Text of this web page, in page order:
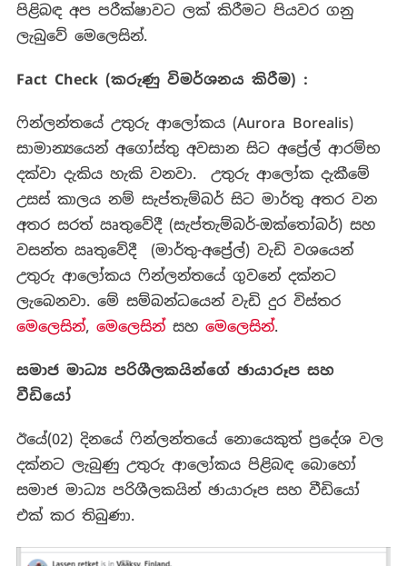
පිළිබඳ අප පරීක්ෂාවට ලක් කිරීමට පියවර ගනු
ලැබුවේ මෙලෙසින්.
Fact Check (කරුණු විමර්ශනය කිරීම) :
ෆින්ලන්තයේ උතුරු ආලෝකය (Aurora Borealis)
සාමාන්‍යයෙන් අගෝස්තු අවසාන සිට අප්‍රේල් ආරම්භ
දක්වා දැකිය හැකි වනවා. උතුරු ආලෝක දැකීමේ
උසස් කාලය නම් සැප්තැම්බර් සිට මාර්තු අතර වන
අතර සරත් ඍතුවේදී (සැප්තැම්බර්-ඔක්තෝබර්) සහ
වසන්ත ඍතුවේදී (මාර්තු-අප්‍රේල්) වැඩි වශයෙන්
උතුරු ආලෝකය ෆින්ලන්තයේ ගුවනේ දක්නට
ලැබෙනවා. මේ සම්බන්ධයෙන් වැඩි දුර විස්තර
මෙලෙසින්, මෙලෙසින්සහ මෙලෙසින්.
සමාජ මාධ්‍ය පරිශීලකයින්ගේ ඡායාරූප සහ
වීඩියෝ
ඊයේ(02) දිනයේ ෆින්ලන්තයේ නොයෙකුත් ප්‍රදේශ වල
දක්නට ලැබුණු උතුරු ආලෝකය පිළිබඳ බොහෝ
සමාජ මාධ්‍ය පරිශීලකයින් ඡායාරූප සහ වීඩියෝ
එක් කර තිබුණා.